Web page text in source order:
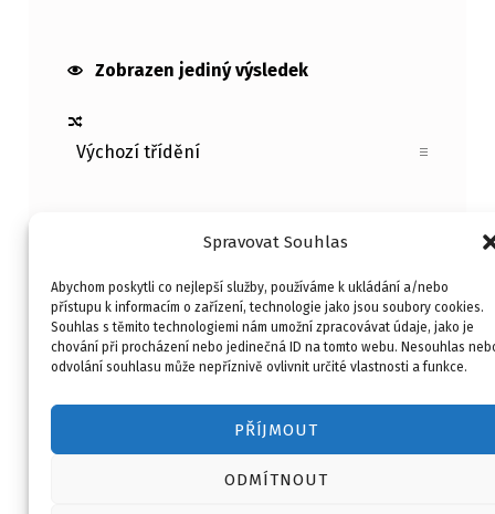
Spravovat Souhlas
Abychom poskytli co nejlepší služby, používáme k ukládání a/nebo
přístupu k informacím o zařízení, technologie jako jsou soubory cookies.
Souhlas s těmito technologiemi nám umožní zpracovávat údaje, jako je
chování při procházení nebo jedinečná ID na tomto webu. Nesouhlas
odvolání souhlasu může nepříznivě ovlivnit určité vlastnosti a funkce.
PŘÍJMOUT
ODMÍTNOUT
Zobrazen jediný výsledek
Kontakt
Obchodní podmínky
O mně
Merlin Kouč
Copyright © 2026HOBI ART